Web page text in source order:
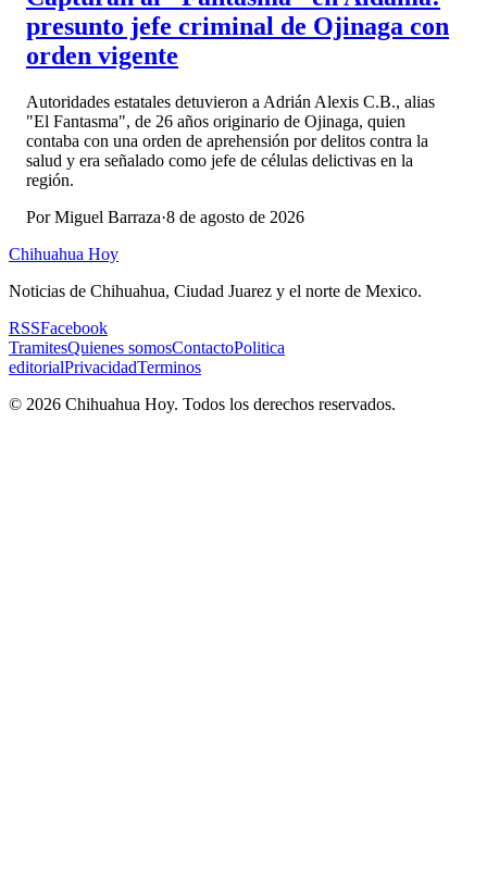
presunto jefe criminal de Ojinaga con
orden vigente
Autoridades estatales detuvieron a Adrián Alexis C.B., alias
"El Fantasma", de 26 años originario de Ojinaga, quien
contaba con una orden de aprehensión por delitos contra la
salud y era señalado como jefe de células delictivas en la
región.
PorMiguel Barraza·8 de agosto de 2026
Chihuahua Hoy
Noticias de Chihuahua, Ciudad Juarez y el norte de Mexico.
RSSFacebook
TramitesQuienes somosContactoPolitica
editorialPrivacidadTerminos
© 2026 Chihuahua Hoy. Todos los derechos reservados.